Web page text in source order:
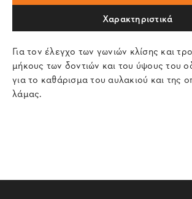
Χαρακτηριστικά
Για τον έλεγχο των γωνιών κλίσης και
μήκους των δοντιών και του ύψους του
για το καθάρισμα του αυλακιού και της
λάμας.